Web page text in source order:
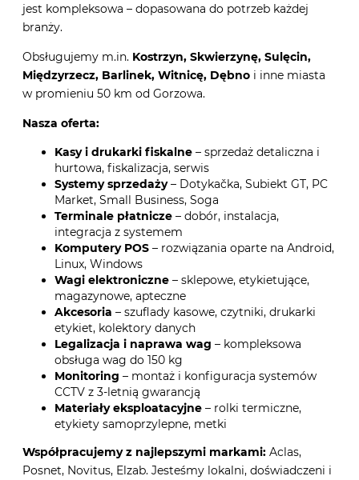
jest kompleksowa – dopasowana do potrzeb każdej
branży.
Obsługujemy m.in. Kostrzyn, Skwierzynę, Sulęcin,
Międzyrzecz, Barlinek, Witnicę, Dębno i inne miasta
w promieniu 50 km od Gorzowa.
Nasza oferta:
Kasy i drukarki fiskalne – sprzedaż detaliczna i
hurtowa, fiskalizacja, serwis
Systemy sprzedaży– Dotykačka, Subiekt GT, PC
Market, Small Business, Soga
Terminale płatnicze – dobór, instalacja,
integracja z systemem
Komputery POS – rozwiązania oparte na Android,
Linux, Windows
Wagi elektroniczne – sklepowe, etykietujące,
magazynowe, apteczne
Akcesoria – szuflady kasowe, czytniki, drukarki
etykiet, kolektory danych
Legalizacja i naprawa wag – kompleksowa
obsługa wag do 150 kg
Monitoring – montaż i konfiguracja systemów
CCTV z 3-letnią gwarancją
Materiały eksploatacyjne – rolki termiczne,
etykiety samoprzylepne, metki
Współpracujemy z najlepszymi markami: Aclas,
Posnet, Novitus, Elzab. Jesteśmy lokalni, doświadczeni i